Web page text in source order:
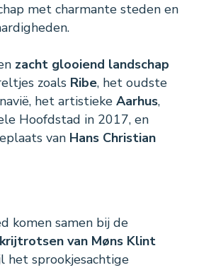
met charmante steden en
zacht glooiend landschap
zoals Ribe, het oudste
het artistieke Aarhus,
Hoofdstad in 2017, en
van Hans Christian
komen samen bij de
krijtrotsen van Møns Klint
het sprookjesachtige